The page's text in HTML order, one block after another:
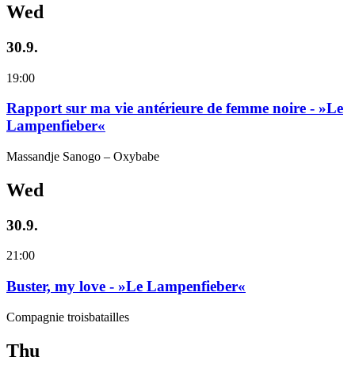
Wed
30.9.
19:00
Rapport sur ma vie antérieure de femme noire - »Le
Lampenfieber«
Massandje Sanogo – Oxybabe
Wed
30.9.
21:00
Buster, my love - »Le Lampenfieber«
Compagnie troisbatailles
Thu